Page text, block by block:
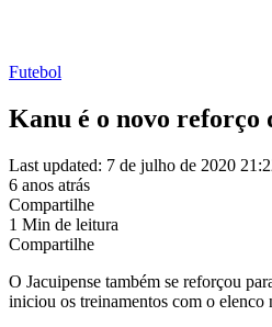
Futebol
Kanu é o novo reforço
Last updated: 7 de julho de 2020
6 anos atrás
Compartilhe
1 Min de leitura
Compartilhe
O Jacuipense também se reforçou
iniciou os treinamentos com o elenco